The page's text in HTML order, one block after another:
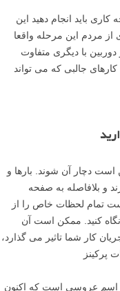
کاری باید انجام دهید این
از مردم این مرحله واقعا
با دیگری متفاوت
کارهای جالبی که می تواند
دچار آن شوند. بارها و
و بلافاصله به صفحه
تمام لحظات خاص را از
کنید. ممکن است آن
کار شما تاثیر می گذارد،
پرکینز
عروسی است که اکنون